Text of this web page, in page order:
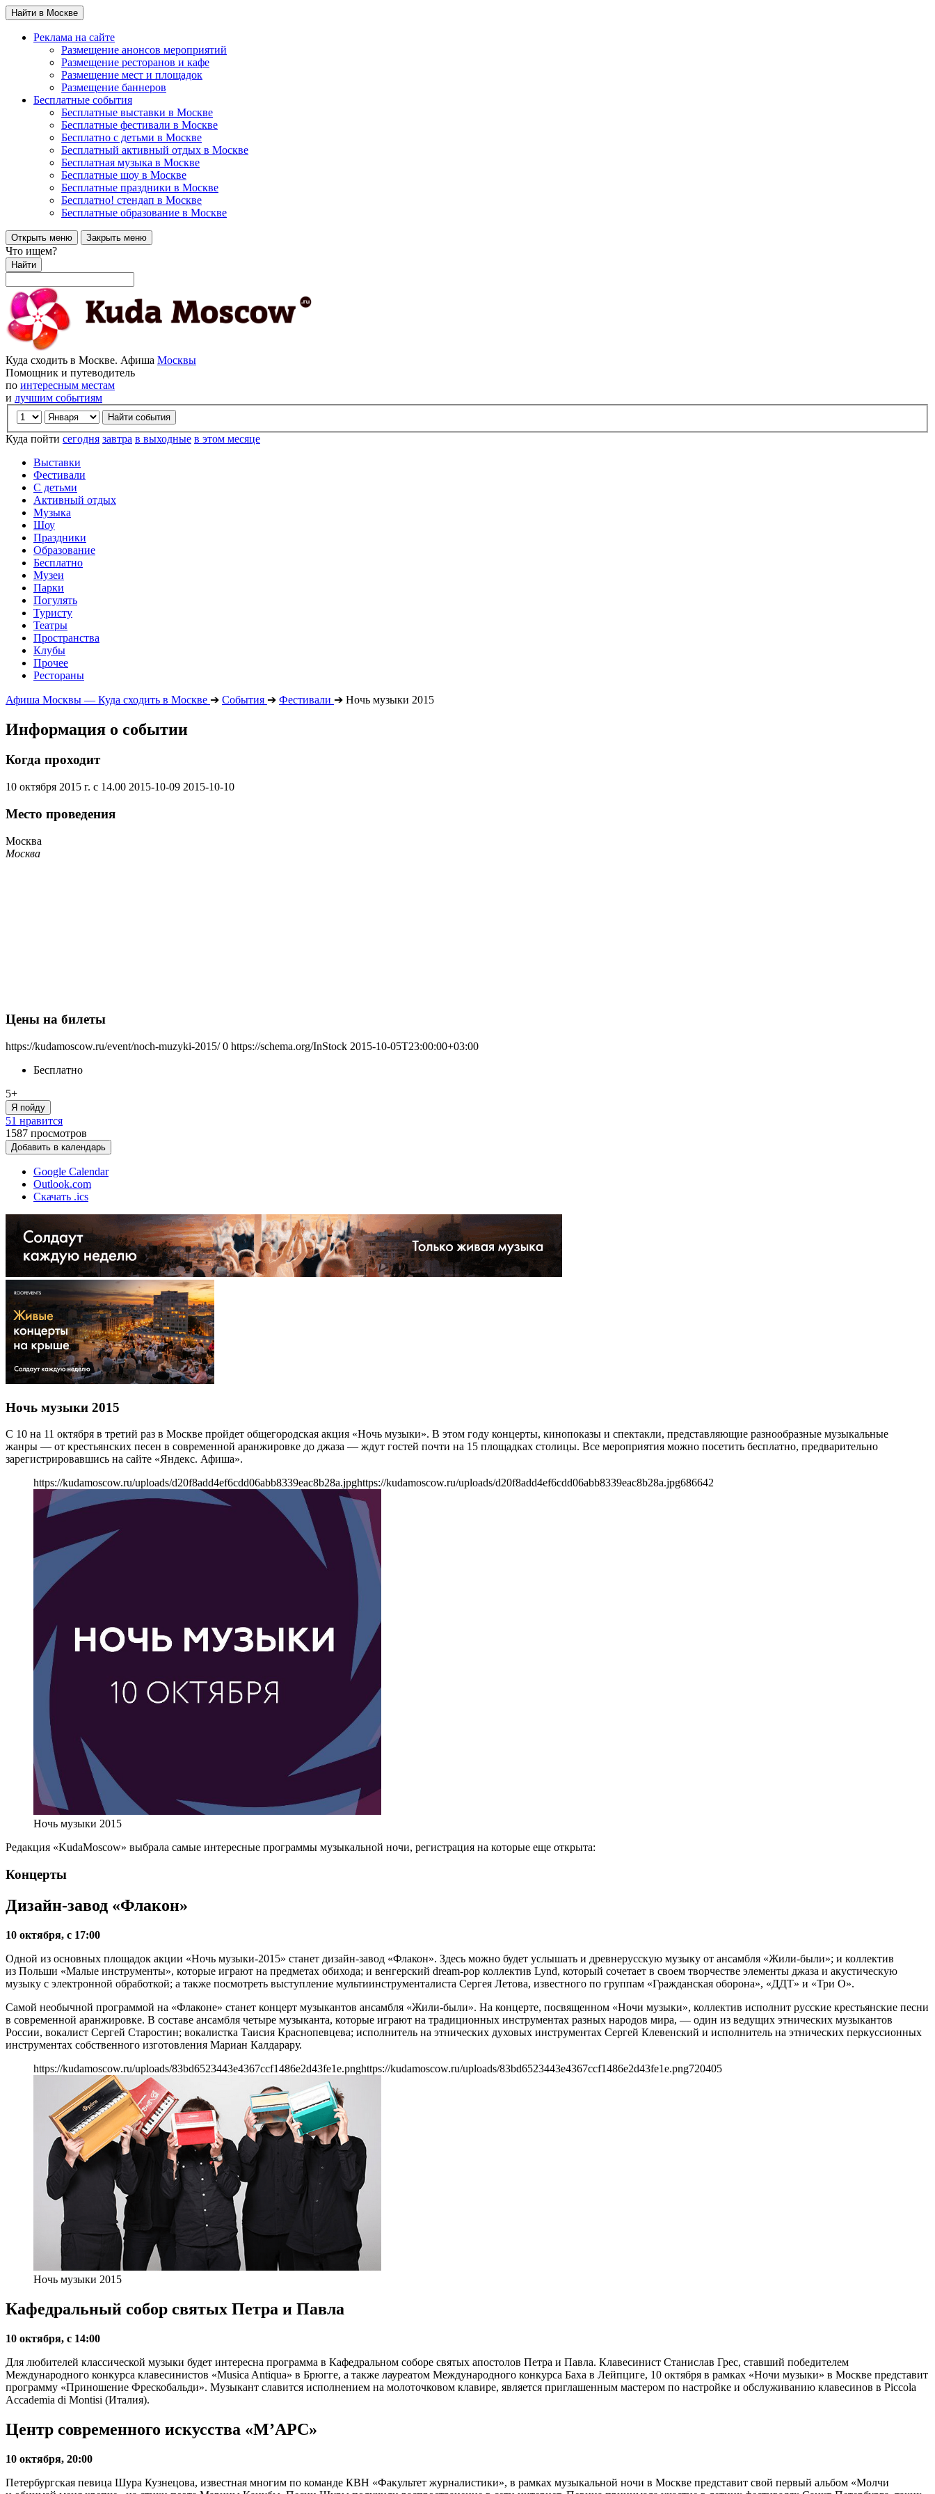
Найти в Москве
Реклама на сайте
Размещение анонсов мероприятий
Размещение ресторанов и кафе
Размещение мест и площадок
Размещение баннеров
Бесплатные события
Бесплатные выставки в Москве
Бесплатные фестивали в Москве
Бесплатно с детьми в Москве
Бесплатный активный отдых в Москве
Бесплатная музыка в Москве
Бесплатные шоу в Москве
Бесплатные праздники в Москве
Бесплатно! стендап в Москве
Бесплатные образование в Москве
Открыть меню Закрыть меню
Что ищем?
Найти
Куда сходить в Москве. Афиша Москвы
Помощник и путеводитель
по интересным местам
и лучшим событиям
Куда пойти сегодня завтра в выходные в этом месяце
Выставки
Фестивали
С детьми
Активный отдых
Музыка
Шоу
Праздники
Образование
Бесплатно
Музеи
Парки
Погулять
Туристу
Театры
Пространства
Клубы
Прочее
Рестораны
Афиша Москвы — Куда сходить в Москве ➔ События ➔ Фестивали ➔ Ночь музыки 2015
Информация о событии
Когда проходит
10 октября 2015 г. с 14.00 2015-10-09 2015-10-10
Место проведения
Москва
Москва
Цены на билеты
https://kudamoscow.ru/event/noch-muzyki-2015/ 0 https://schema.org/InStock 2015-10-05T23:00:00+03:00
Бесплатно
5+
Я пойду
51 нравится
1587 просмотров
Добавить в календарь
Google Calendar
Outlook.com
Скачать .ics
Ночь музыки 2015
С 10 на 11 октября в третий раз в Москве пройдет общегородская акция «Ночь музыки». В этом году концерты, кинопоказы и спектакли, представляющие разнообразные музыкальные
жанры — от крестьянских песен в современной аранжировке до джаза — ждут гостей почти на 15 площадках столицы. Все мероприятия можно посетить бесплатно, предварительно
зарегистрировавшись на сайте «Яндекс. Афиша».
https://kudamoscow.ru/uploads/d20f8add4ef6cdd06abb8339eac8b28a.jpghttps://kudamoscow.ru/uploads/d20f8add4ef6cdd06abb8339eac8b28a.jpg686642
Ночь музыки 2015
Редакция «KudaMoscow» выбрала самые интересные программы музыкальной ночи, регистрация на которые еще открыта:
Концерты
Дизайн-завод «Флакон»
10 октября, с 17:00
Одной из основных площадок акции «Ночь музыки-2015» станет дизайн-завод «Флакон». Здесь можно будет услышать и древнерусскую музыку от ансамбля «Жили-были»; и коллектив
из Польши «Малые инструменты», которые играют на предметах обихода; и венгерский dream-pop коллектив Lynd, который сочетает в своем творчестве элементы джаза и акустическую
музыку с электронной обработкой; а также посмотреть выступление мультиинструменталиста Сергея Летова, известного по группам «Гражданская оборона», «ДДТ» и «Три О».
Самой необычной программой на «Флаконе» станет концерт музыкантов ансамбля «Жили-были». На концерте, посвященном «Ночи музыки», коллектив исполнит русские крестьянские песни
в современной аранжировке. В составе ансамбля четыре музыканта, которые играют на традиционных инструментах разных народов мира, — один из ведущих этнических музыкантов
России, вокалист Сергей Старостин; вокалистка Таисия Краснопевцева; исполнитель на этнических духовых инструментах Сергей Клевенский и исполнитель на этнических перкуссионных
инструментах собственного изготовления Мариан Калдарару.
https://kudamoscow.ru/uploads/83bd6523443e4367ccf1486e2d43fe1e.pnghttps://kudamoscow.ru/uploads/83bd6523443e4367ccf1486e2d43fe1e.png720405
Ночь музыки 2015
Кафедральный собор святых Петра и Павла
10 октября, с 14:00
Для любителей классической музыки будет интересна программа в Кафедральном соборе святых апостолов Петра и Павла. Клавесинист Станислав Грес, ставший победителем
Международного конкурса клавесинистов «Musica Antiqua» в Брюгге, а также лауреатом Международного конкурса Баха в Лейпциге, 10 октября в рамках «Ночи музыки» в Москве представит
программу «Приношение Фрескобальди». Музыкант славится исполнением на молоточковом клавире, является приглашенным мастером по настройке и обслуживанию клавесинов в Piccola
Accademia di Montisi (Италия).
Центр современного искусства «М’АРС»
10 октября, 20:00
Петербургская певица Шура Кузнецова, известная многим по команде КВН «Факультет журналистики», в рамках музыкальной ночи в Москве представит свой первый альбом «Молчи